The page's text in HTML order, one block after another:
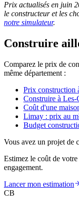
Prix actualisés en juin
le constructeur et les
notre simulateur.
Construire
Comparez le prix de
même département :
Prix construction
Construire à
Coût d'une
Limay : prix au
Budget
Vous avez un projet de
Estimez le coût de
engagement.
Lancer mon estimation
CB